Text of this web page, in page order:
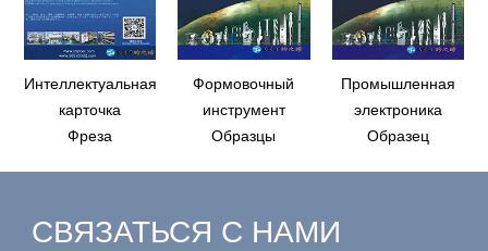
Интеллектуальная
карточка
Фреза
Формовочный
инструмент
Образцы
Промышленная
электроника
Образец
СВЯЗАТЬСЯ С НАМИ